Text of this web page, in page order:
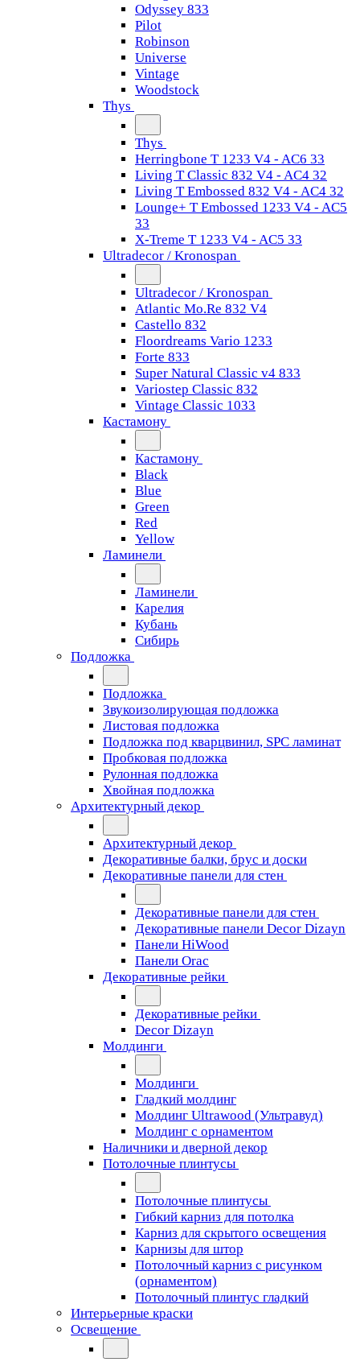
Odyssey 833
Pilot
Robinson
Universe
Vintage
Woodstock
Thys
Thys
Herringbone T 1233 V4 - AC6 33
Living T Classic 832 V4 - AC4 32
Living T Embossed 832 V4 - AC4 32
Lounge+ T Embossed 1233 V4 - AC5
33
X-Treme T 1233 V4 - AC5 33
Ultradecor / Kronospan
Ultradecor / Kronospan
Atlantic Mo.Re 832 V4
Castello 832
Floordreams Vario 1233
Forte 833
Super Natural Classic v4 833
Variostep Classic 832
Vintage Classic 1033
Кастамону
Кастамону
Black
Blue
Green
Red
Yellow
Ламинели
Ламинели
Карелия
Кубань
Сибирь
Подложка
Подложка
Звукоизолирующая подложка
Листовая подложка
Подложка под кварцвинил, SPC ламинат
Пробковая подложка
Рулонная подложка
Хвойная подложка
Архитектурный декор
Архитектурный декор
Декоративные балки, брус и доски
Декоративные панели для стен
Декоративные панели для стен
Декоративные панели Decor Dizayn
Панели HiWood
Панели Orac
Декоративные рейки
Декоративные рейки
Decor Dizayn
Молдинги
Молдинги
Гладкий молдинг
Молдинг Ultrawood (Ультравуд)
Молдинг с орнаментом
Наличники и дверной декор
Потолочные плинтусы
Потолочные плинтусы
Гибкий карниз для потолка
Карниз для скрытого освещения
Карнизы для штор
Потолочный карниз с рисунком
(орнаментом)
Потолочный плинтус гладкий
Интерьерные краски
Освещение